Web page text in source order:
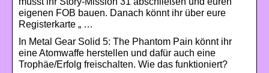
eigenen FOB bauen. Danach könnt ihr über eure
Registerkarte „ …
In Metal Gear Solid 5: The Phantom Pain könnt ihr
eine Atomwaffe herstellen und dafür auch eine
Trophäe/Erfolg freischalten. Wie das funktioniert?